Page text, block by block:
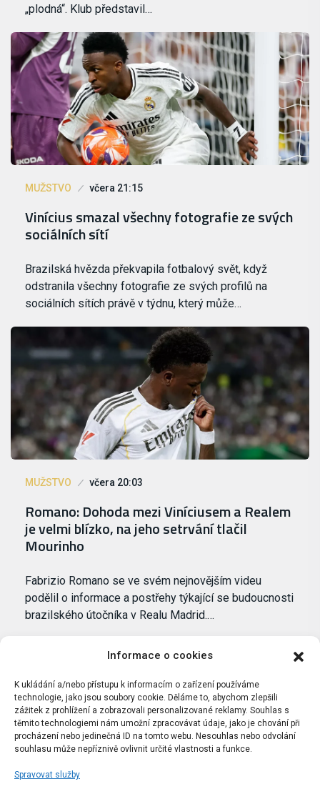
Informace o cookies
K ukládání a/nebo přístupu k informacím o zařízení používáme
technologie, jako jsou soubory cookie. Děláme to, abychom zlepšili
zážitek z prohlížení a zobrazovali personalizované reklamy. Souhlas s
těmito technologiemi nám umožní zpracovávat údaje, jako je chování při
procházení nebo jedinečná ID na tomto webu. Nesouhlas nebo odvolání
souhlasu může nepříznivě ovlivnit určité vlastnosti a funkce.
Spravovat služby
„plodná“. Klub představil…
MUŽSTVO včera 21:15
Vinícius smazal všechny fotografie ze svých
sociálních sítí
Brazilská hvězda překvapila fotbalový svět, když
odstranila všechny fotografie ze svých profilů na
sociálních sítích právě v týdnu, který může…
MUŽSTVO včera 20:03
Romano: Dohoda mezi Viníciusem a Realem
je velmi blízko, na jeho setrvání tlačil
Mourinho
Fabrizio Romano se ve svém nejnovějším videu
podělil o informace a postřehy týkající se budoucnosti
brazilského útočníka v Realu Madrid.…